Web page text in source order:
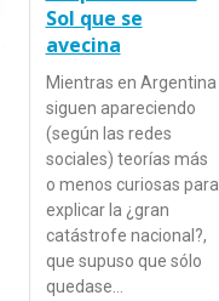
Sol que se
avecina
Mientras en Argentina
siguen apareciendo
(según las redes
sociales) teorías más
o menos curiosas para
explicar la ¿gran
catástrofe nacional?,
que supuso que sólo
quedase…